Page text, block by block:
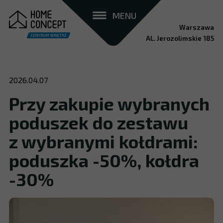
MENU
Warszawa
AL. Jerozolimskie 185
2026.04.07
Przy zakupie wybranych
poduszek do zestawu
z wybranymi kołdrami:
poduszka -50%, kołdra
-30%